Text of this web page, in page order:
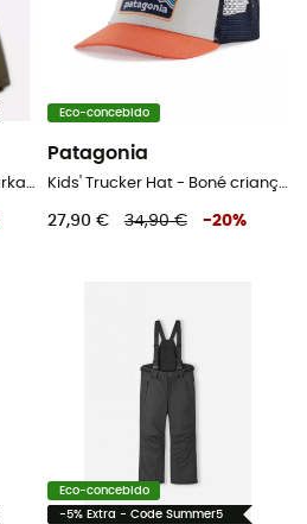
Nordic Strider II Jacket - Parka criança
Eco-concebido
Patagonia
Kids' Trucker Hat - Boné criança
27,90 € 34,90 € -20%
Eco-concebido
-5% Extra - Code Summer5